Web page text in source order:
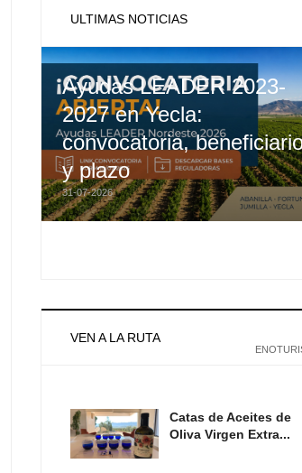
ULTIMAS NOTICIAS
Ayudas LEADER 2023-
2027 en Yecla:
convocatoria,
y plazo
31-07-2026
VEN A LA RUTA
Catas de Aceites de
Oliva Virgen Extra...